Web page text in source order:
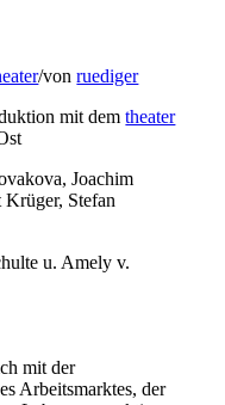
/vonruediger
mit demtheater
Joachim
Stefan
u. Amely v.
mit der
Arbeitsmarktes, der